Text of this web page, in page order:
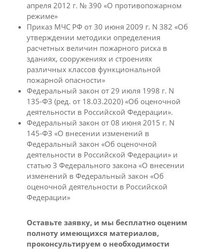
апреля 2012 г. № 390 «О противопожарном
режиме»
Приказ МЧС РФ от 30 июня 2009 г. N 382 «Об
утверждении методики определения
расчетных величин пожарного риска в
зданиях, сооружениях и строениях
различных классов функциональной
пожарной опасности»
Федеральный закон от 29 июля 1998 г. N
135-ФЗ (ред. от 18.03.2020) «Об оценочной
деятельности в Российской Федерации».
Федеральный закон от 08 июня 2015 г. N
145-ФЗ «О внесении изменений в
Федеральный закон «Об оценочной
деятельности в Российской Федерации» и
статью 3 Федерального закона «О внесении
изменений в Федеральный закон «Об
оценочной деятельности в Российской
Федерации»
Оставьте заявку, и мы бесплатно оценим
полноту имеющихся материалов,
проконсультируем о необходимости